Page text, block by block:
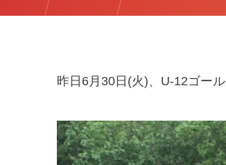
昨日6月30日(火)、U-12ゴー